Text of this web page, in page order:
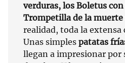
verduras, los Boletus
Trompetilla de la muerte
realidad, toda la extensa
Unas simples patatas
llegan a impresionar por